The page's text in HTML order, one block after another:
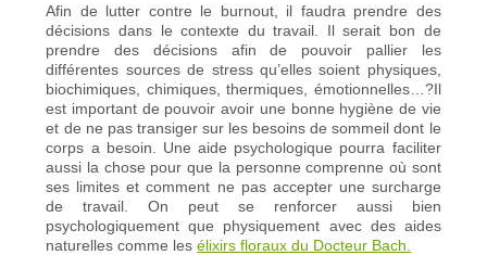
Afin de lutter contre le burnout, il faudra prendre des
décisions dans le contexte du travail. Il serait bon de
prendre des décisions afin de pouvoir pallier les
différentes sources de stress qu’elles soient physiques,
biochimiques, chimiques, thermiques, émotionnelles…?Il
est important de pouvoir avoir une bonne hygiène de vie
et de ne pas transiger sur les besoins de sommeil dont le
corps a besoin. Une aide psychologique pourra faciliter
aussi la chose pour que la personne comprenne où sont
ses limites et comment ne pas accepter une surcharge
de travail. On peut se renforcer aussi bien
psychologiquement que physiquement avec des aides
naturelles comme lesélixirs floraux du Docteur Bach.